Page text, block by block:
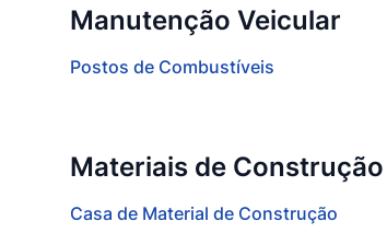
Manutenção Veicular
Postos de Combustíveis
Materiais de Construção
Casa de Material de Construção